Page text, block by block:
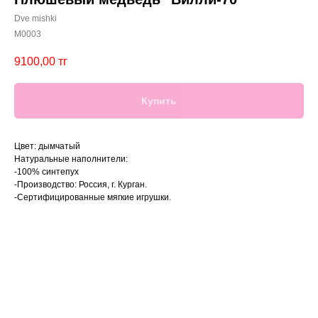
Dve mishki
M0003
9100,00 тг
Купить
Цвет: дымчатый
Натуральные наполнители:
-100% синтепух
-Производство: Россия, г. Курган.
-Сертифицированные мягкие игрушки.